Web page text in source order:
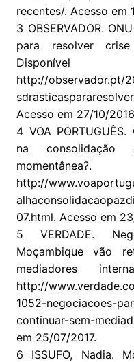
recentes/. Acesso em
3 OBSERVADOR.
para resolver
http://observador.pt/
Acesso em 27/10/
4 VOA
na
http://
07.html. Acesso em
5 VERDADE.
Moçambique vão
mediadores
http://
1052-negociacoes-
continuar-sem-
em 25/07/2017.
6 ISSUFO, Nadia.